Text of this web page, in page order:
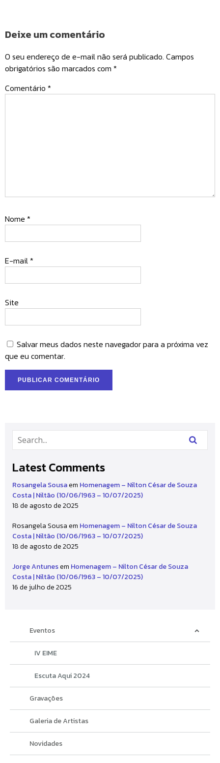
Deixe um comentário
O seu endereço de e-mail não será publicado. Campos
obrigatórios são marcados com *
Comentário *
Nome *
E-mail*
Site
Salvar meus dados neste navegador para a próxima vez
que eu comentar.
Latest Comments
Rosangela Sousaem Homenagem – Nilton César de Souza
Costa | Niltão (10/06/1963 – 10/07/2025)
18 de agosto de 2025
Rosangela Sousaem Homenagem – Nilton César de Souza
Costa | Niltão (10/06/1963 – 10/07/2025)
18 de agosto de 2025
Jorge Antunesem Homenagem – Nilton César de Souza
Costa | Niltão (10/06/1963 – 10/07/2025)
16 de julho de 2025
Eventos
IV EIME
Escuta Aqui 2024
Gravações
Galeria de Artistas
Novidades